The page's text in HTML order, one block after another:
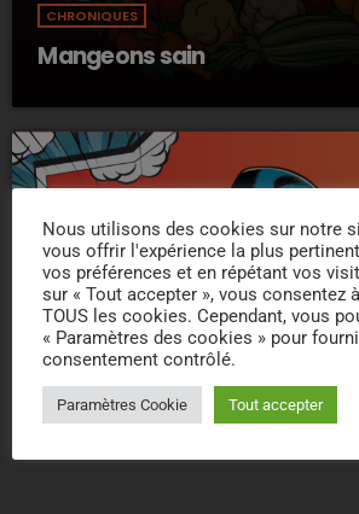
CHRONIQUES
Mangeons sain
POP
La playlist du Daron
Nous utilisons des cookies sur notre
vous offrir l'expérience la plus
vos préférences et en répétant vos
sur « Tout accepter », vous consentez
TOUS les cookies. Cependant, vous
« Paramètres des cookies » pour
consentement contrôlé.
Paramètres Cookie Tout accepter